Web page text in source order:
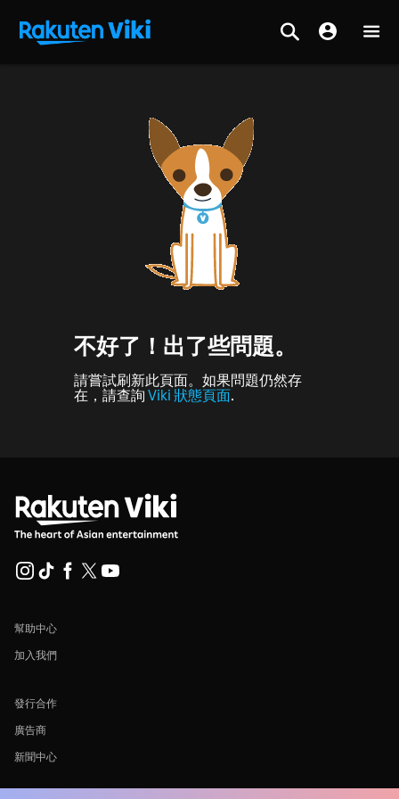
不好了！出了些問題。
請嘗試刷新此頁面。如果問題仍然存
在，請查詢 Viki 狀態頁面.
幫助中心
加入我們
發行合作
廣告商
新聞中心